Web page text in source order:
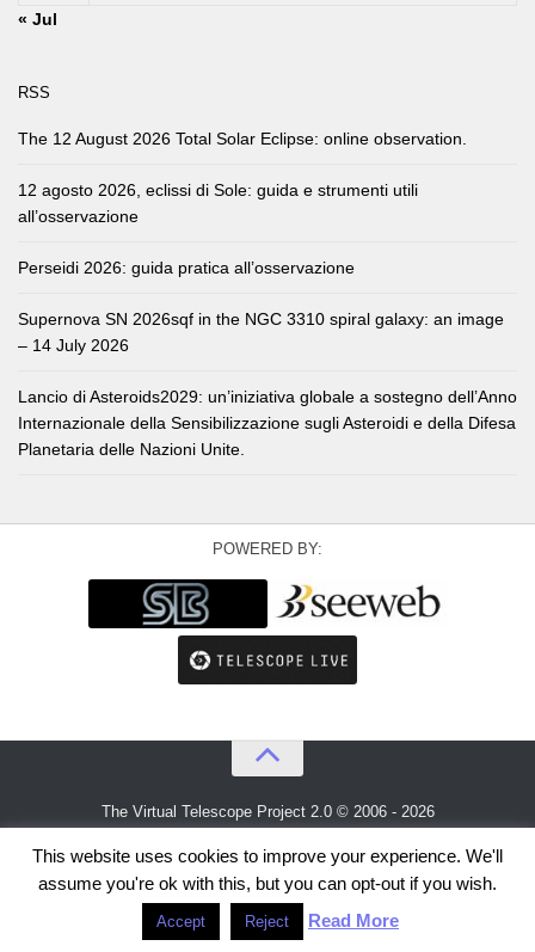
« Jul
RSS
The 12 August 2026 Total Solar Eclipse: online observation.
12 agosto 2026, eclissi di Sole: guida e strumenti utili
all’osservazione
Perseidi 2026: guida pratica all’osservazione
Supernova SN 2026sqf in the NGC 3310 spiral galaxy: an image
– 14 July 2026
Lancio di Asteroids2029: un’iniziativa globale a sostegno dell’Anno
Internazionale della Sensibilizzazione sugli Asteroidi e della Difesa
Planetaria delle Nazioni Unite.
POWERED BY:
The Virtual Telescope Project 2.0 © 2006 - 2026
This website uses cookies to improve your experience. We'll
assume you're ok with this, but you can opt-out if you wish.
Accept Reject Read More